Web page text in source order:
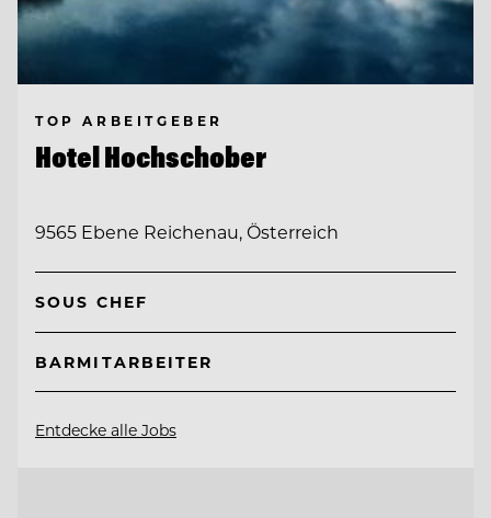
TOP ARBEITGEBER
Hotel Hochschober
9565 Ebene Reichenau, Österreich
SOUS CHEF
BARMITARBEITER
Entdecke alle Jobs